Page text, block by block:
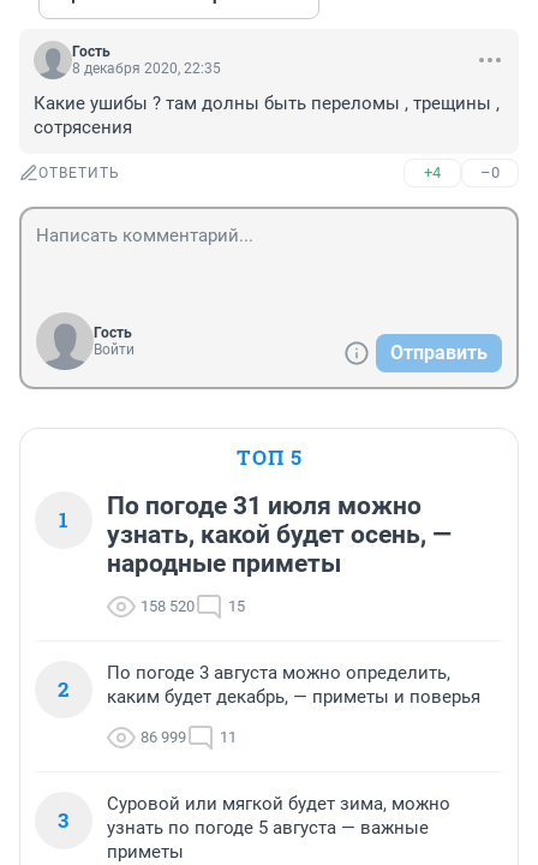
Гость
8 декабря 2020, 22:35
Какие ушибы ? там долны быть переломы , трещины ,
сотрясения
ОТВЕТИТЬ +4 –0
Гость
Войти
Отправить
ТОП 5
1
По погоде 31 июля можно
узнать, какой будет осень, —
народные приметы
158 520 15
2
По погоде 3 августа можно определить,
каким будет декабрь, — приметы и поверья
86 999 11
3
Суровой или мягкой будет зима, можно
узнать по погоде 5 августа — важные
приметы